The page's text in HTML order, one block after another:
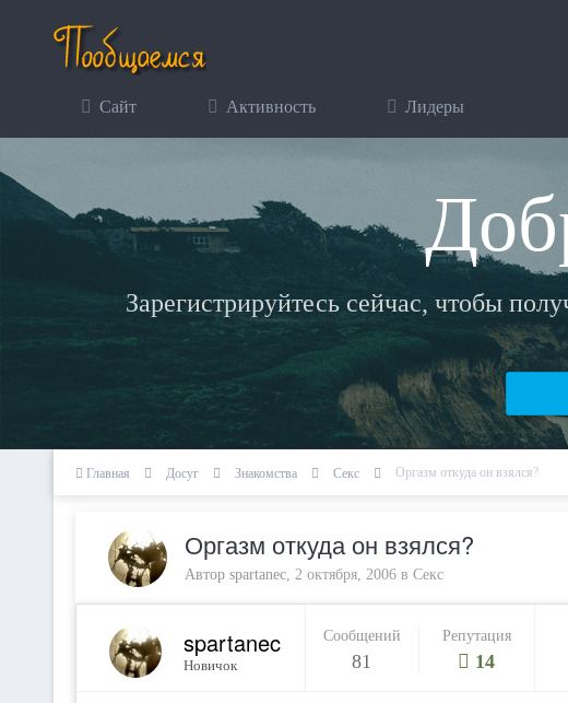
Сайт Активность Лидеры
Зарегистрируйтесь сейчас, чтобы
Главная Досуг Знакомства Секс Оргазм откуда он взялся?
Оргазм откуда он взялся?
Автор spartanec, 2 октября, 2006в Секс
spartanec
Новичок
Сообщений
81
Репутация
14